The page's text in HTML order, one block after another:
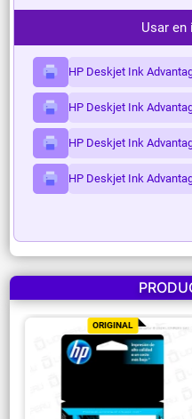
Usar en
HP Deskjet Ink
HP Deskjet Ink
HP Deskjet Ink
HP Deskjet Ink
ORIGINAL